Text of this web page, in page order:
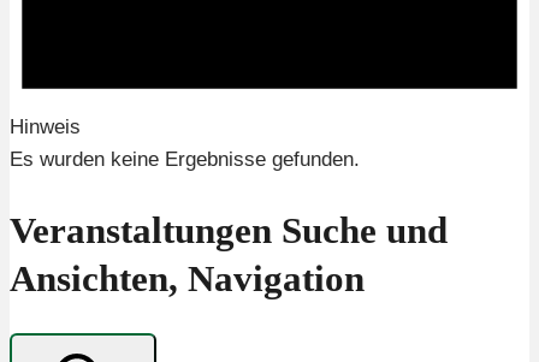
Hinweis
Es wurden keine Ergebnisse gefunden.
Veranstaltungen Suche und
Ansichten, Navigation